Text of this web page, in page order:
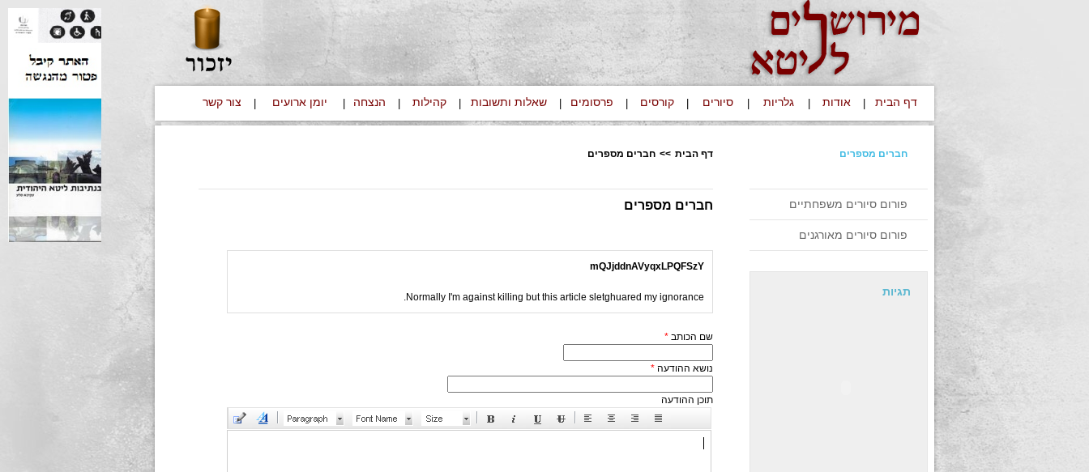
דף הבית אודות גלריות סיורים קורסים פרסומים שאלות ותשובות קהילות הנצחה יומן ארועים צור קשר
חברים מספרים
פורום סיורים משפחתיים
פורום סיורים מאורגנים
תגיות
דף הבית >> חברים מספרים
חברים מספרים
mQJjddnAVyqxLPQFSzY
Normally I'm against killing but this article sletghuared my ignorance.
שם הכותב *
נושא ההודעה *
תוכן ההודעה